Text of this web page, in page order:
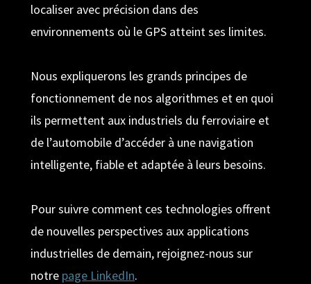
localiser avec précision dans des
environnements où le GPS atteint ses limites.
Nous expliquerons les grands principes de
fonctionnement de nos algorithmes et en quoi
ils permettent aux industriels du ferroviaire et
de l’automobile d’accéder à une navigation
intelligente, fiable et adaptée à leurs besoins.
Pour suivre comment ces technologies offrent
de nouvelles perspectives aux applications
industrielles de demain, rejoignez-nous sur
notre page LinkedIn.